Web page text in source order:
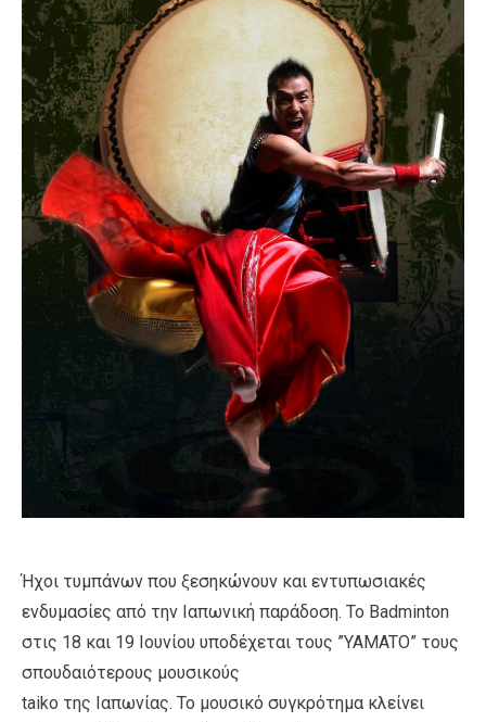
Ήχοι τυμπάνων που ξεσηκώνουν και εντυπωσιακές
ενδυμασίες από την Ιαπωνική παράδοση. Το Βadminton
στις 18 και 19 Ιουνίου υποδέχεται τους ”YAMATO” τους
σπουδαιότερους μουσικούς
taiko της Ιαπωνίας. Το μουσικό συγκρότημα κλείνει